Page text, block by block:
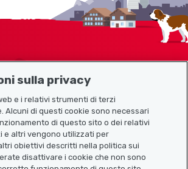
sulla privacy
e i relativi strumenti di terzi
Alcuni di questi cookie sono necessari
di questo sito o dei relativi
e altri vengono utilizzati per
obiettivi descritti nella politica sui
disattivare i cookie che non sono